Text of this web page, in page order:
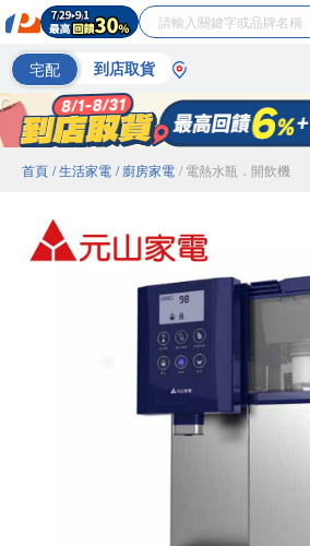
宅配 到店取貨
首頁 / 生活家電 / 廚房家電 / 電熱水瓶．開飲機